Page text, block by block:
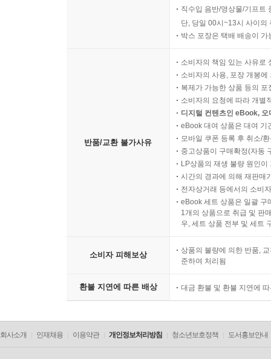
직수입 음반/영상물/기프트
단, 당일 00시~13시 사이의
박스 포장은 택배 배송이
반품/교환 불가사유
소비자의 책임 있는 사유로
소비자의 사용, 포장 개봉
복제가 가능한 상품 등의
소비자의 요청에 따라 개별
디지털 컨텐츠인 eBook,
eBook 대여 상품은 대여 기
모바일 쿠폰 등록 후 취소/
중고상품이 구매확정(자동
LP상품의 재생 불량 원인
시간의 경과에 의해 재판매
전자상거래 등에서의 소비
eBook 세트 상품은 일괄 구
1개의 상품으로 취급 및 판
우, 세트 상품 전부 및 세트
소비자 피해보상
상품의 불량에 의한 반품,
준하여 처리됨
환불 지연에 따른 배상 대금 환불 및 환불 지연에
회사소개 인재채용 이용약관 개인정보처리방침 청소년보호정책 도서홍보안내